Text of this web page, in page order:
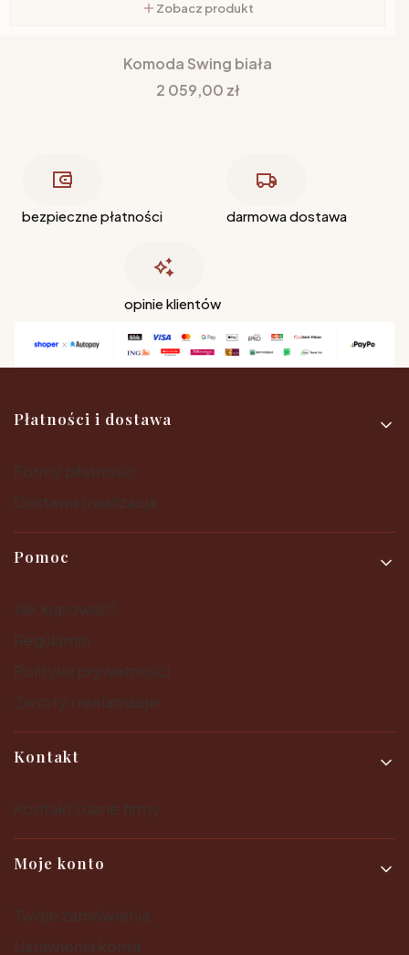
Zobacz produkt
Komoda Swing biała
Cena
2 059,00 zł
bezpieczne płatności darmowa dostawa
opinie klientów
Linki w stopce
Płatności i dostawa
Pomoc
Kontakt
Moje konto